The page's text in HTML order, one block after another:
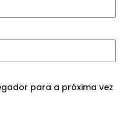
para a próxima vez